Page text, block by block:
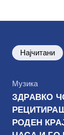
Најчитани
КАтегорија
Музика
ЗДРАВКО
РОДЕН